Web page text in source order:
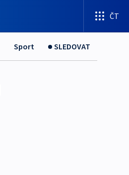
ČT
Sport SLEDOVAT